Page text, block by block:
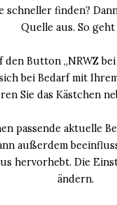
finden?
Quelle aus. So geht
den Button „NRWZ
bei Bedarf mit
Sie das Kästchen
passende aktuelle
außerdem
hervorhebt. Die
ändern.